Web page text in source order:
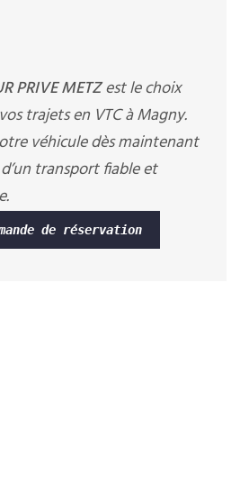
PRIVE METZest le choix
trajets en VTC à Magny.
véhicule dès maintenant
transport fiable et
de réservation